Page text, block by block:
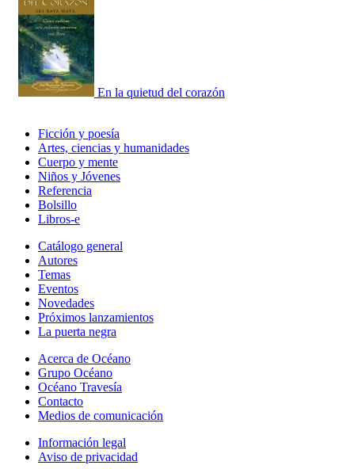
En la quietud del corazón
Ficción y poesía
Artes, ciencias y humanidades
Cuerpo y mente
Niños y Jóvenes
Referencia
Bolsillo
Libros-e
Catálogo general
Autores
Temas
Eventos
Novedades
Próximos lanzamientos
La puerta negra
Acerca de Océano
Grupo Océano
Océano Travesía
Contacto
Medios de comunicación
Información legal
Aviso de privacidad